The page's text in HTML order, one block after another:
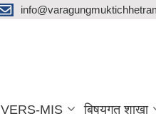
VERS-MIS बिषयगत शाखा